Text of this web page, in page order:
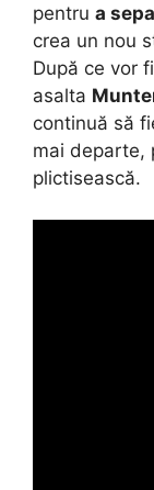
pentru a
crea un nou
După ce vor
asalta
continuă să
mai departe,
plictisească.